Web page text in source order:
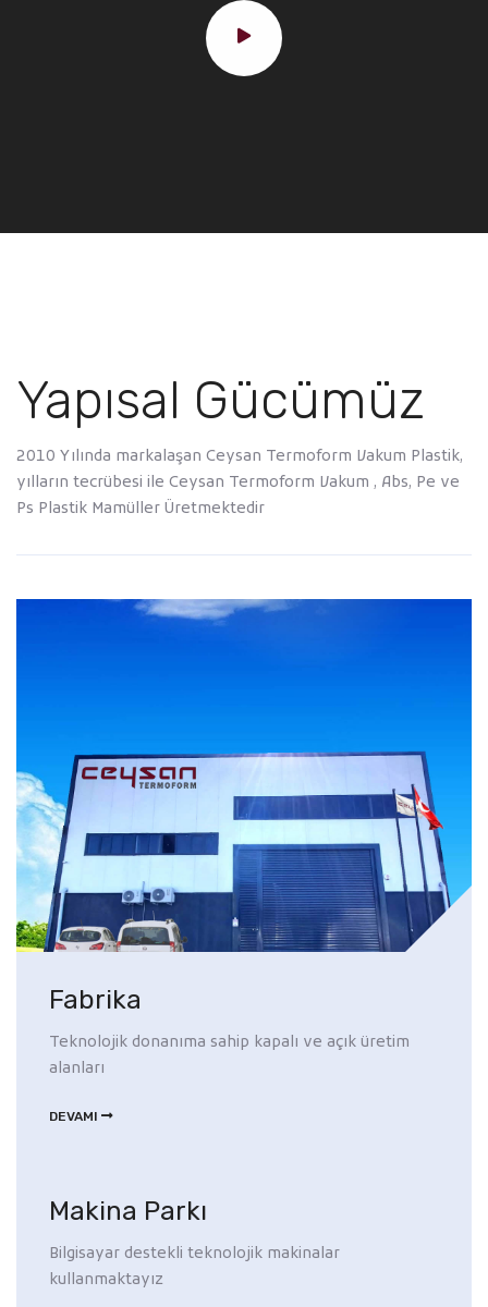
Yapısal Gücümüz
2010 Yılında markalaşan Ceysan Termoform Vakum Plastik,
yılların tecrübesi ile Ceysan Termoform Vakum , Abs, Pe ve
Ps Plastik Mamüller Üretmektedir
Fabrika
Teknolojik donanıma sahip kapalı ve açık üretim
alanları
DEVAMI
Makina Parkı
Bilgisayar destekli teknolojik makinalar
kullanmaktayız